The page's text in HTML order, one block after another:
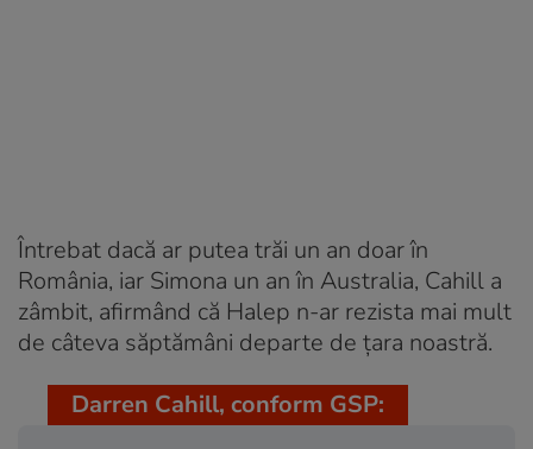
Întrebat dacă ar putea trăi un an doar în
România, iar Simona un an în Australia, Cahill a
zâmbit, afirmând că Halep n-ar rezista mai mult
de câteva săptămâni departe de țara noastră.
Darren Cahill, conform GSP: